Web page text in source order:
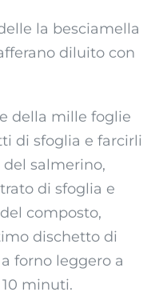
la besciamella
diluito con
della mille foglie
di sfoglia e farcirli
salmerino,
di sfoglia e
composto,
dischetto di
forno leggero a
minuti.